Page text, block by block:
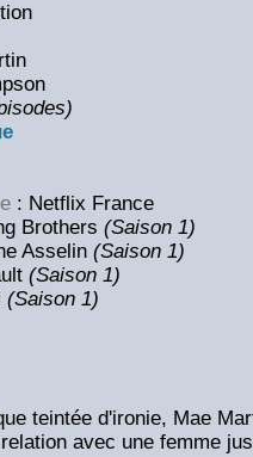
: Netflix France
Brothers (Saison 1)
Asselin (Saison 1)
(Saison 1)
(Saison 1)
teintée d'ironie, Mae
avec une femme